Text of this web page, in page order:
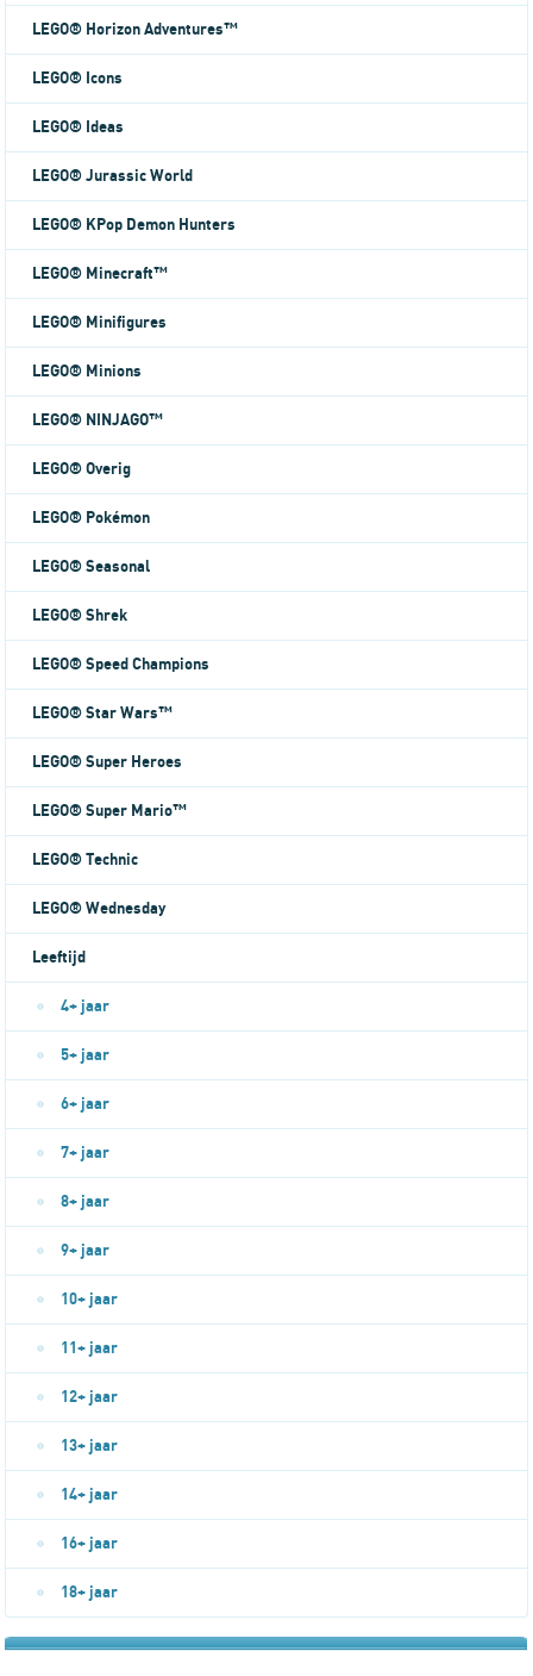
LEGO® Horizon Adventures™
LEGO® Icons
LEGO® Ideas
LEGO® Jurassic World
LEGO® KPop Demon Hunters
LEGO® Minecraft™
LEGO® Minifigures
LEGO® Minions
LEGO® NINJAGO™
LEGO® Overig
LEGO® Pokémon
LEGO® Seasonal
LEGO® Shrek
LEGO® Speed Champions
LEGO® Star Wars™
LEGO® Super Heroes
LEGO® Super Mario™
LEGO® Technic
LEGO® Wednesday
Leeftijd
4+ jaar
5+ jaar
6+ jaar
7+ jaar
8+ jaar
9+ jaar
10+ jaar
11+ jaar
12+ jaar
13+ jaar
14+ jaar
16+ jaar
18+ jaar